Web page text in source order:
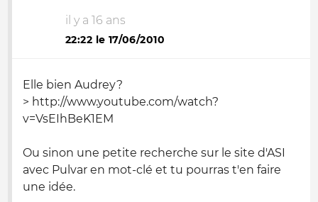
il y a 16 ans
22:22 le 17/06/2010
Elle bien Audrey?
> http://www.youtube.com/watch?
v=VsEIhBeK1EM
Ou sinon une petite recherche sur le site d'ASI
avec Pulvar en mot-clé et tu pourras t'en faire
une idée.